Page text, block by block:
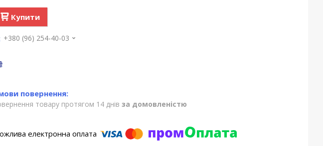
Купити
+380 (96) 254-40-03
товару протягом 14 днів за домовленістю